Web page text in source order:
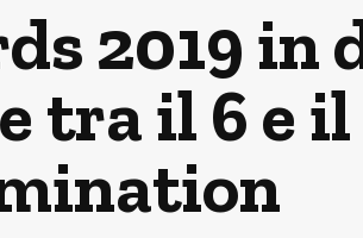
2019
il 6 e il